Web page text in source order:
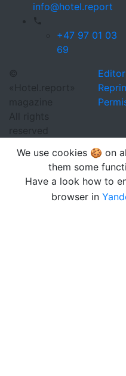
info@hotel.report
+47 97 01 03
69
©
«Hotel.report»
magazine
All rights
reserved
We use cookies 🍪 on
them some
Have a look how to
browser in